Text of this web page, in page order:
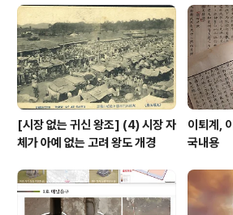
빨간선이 대략 서기 8-10세기 연간 한국과 일본의 북
경선이다. 양쪽 모두 비슷한 위도에서 국경이 형성됐음
알 수 있다. 왜? 벼농사 기술의 한계상 이 위로 북상이
않았기 때문이다. 노란색은 대략 ..
[시장 없는 귀신 왕조] (4) 시장 자
체가 아예 없는 고려 왕도 개경
이퇴계,
국내용